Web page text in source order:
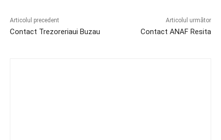
Articolul precedent
Contact Trezoreriaui Buzau
Articolul următor
Contact ANAF Resita